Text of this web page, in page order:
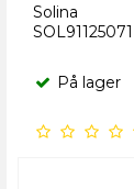
Solina
SOL91125071
På lager